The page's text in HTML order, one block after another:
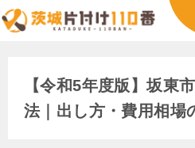
【令和5年度版】坂東
法｜出し方・費用相場